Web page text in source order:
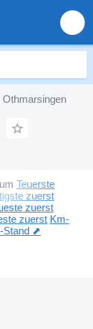
Othmarsingen
Teuerste
zuerst
zuerst
zuerst Km-
Stand ⬈